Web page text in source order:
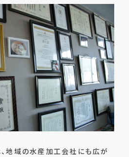
地域の水産加工会社にも広が